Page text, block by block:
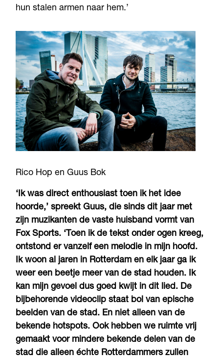
hun stalen armen naar hem.’
Rico Hop en Guus Bok
‘Ik was direct enthousiast toen ik het idee
hoorde,’ spreekt Guus, die sinds dit jaar met
zijn muzikanten de vaste huisband vormt van
Fox Sports. ‘Toen ik de tekst onder ogen kreeg,
ontstond er vanzelf een melodie in mijn hoofd.
Ik woon al jaren in Rotterdam en elk jaar ga ik
weer een beetje meer van de stad houden. Ik
kan mijn gevoel dus goed kwijt in dit lied. De
bijbehorende videoclip staat bol van epische
beelden van de stad. En niet alleen van de
bekende hotspots. Ook hebben we ruimte vrij
gemaakt voor mindere bekende delen van de
stad die alleen échte Rotterdammers zullen